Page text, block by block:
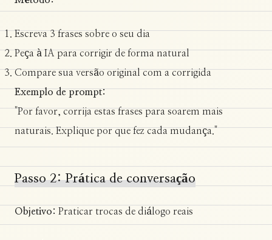
Escreva 3 frases sobre o seu dia
Peça à IA para corrigir de forma natural
Compare sua versão original com a corrigida
Exemplo de prompt:
"Por favor, corrija estas frases para soarem mais
naturais. Explique por que fez cada mudança."
Passo 2: Prática de conversação
Objetivo: Praticar trocas de diálogo reais